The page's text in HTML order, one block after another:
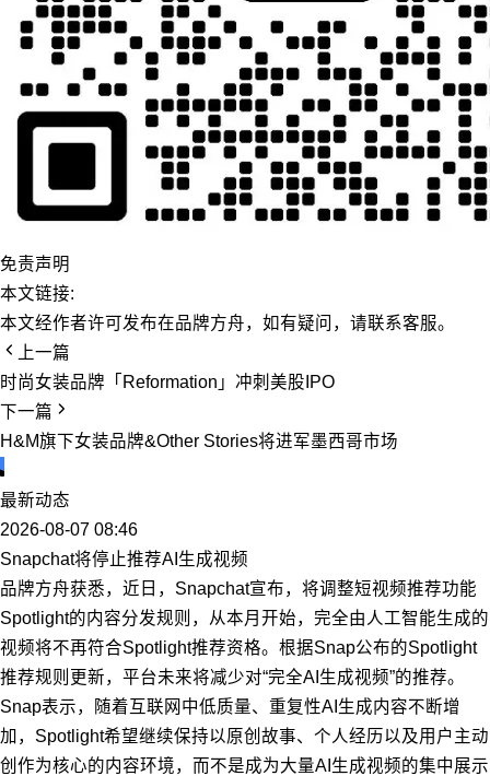
免责声明
本文链接:
本文经作者许可发布在品牌方舟，如有疑问，请联系客服。
上一篇
时尚女装品牌「Reformation」冲刺美股IPO
下一篇
H&M旗下女装品牌&Other Stories将进军墨西哥市场
最新动态
2026-08-07 08:46
Snapchat将停止推荐AI生成视频
品牌方舟获悉，近日，Snapchat宣布，将调整短视频推荐功能
Spotlight的内容分发规则，从本月开始，完全由人工智能生成的
视频将不再符合Spotlight推荐资格。根据Snap公布的Spotlight
推荐规则更新，平台未来将减少对“完全AI生成视频”的推荐。
Snap表示，随着互联网中低质量、重复性AI生成内容不断增
加，Spotlight希望继续保持以原创故事、个人经历以及用户主动
创作为核心的内容环境，而不是成为大量AI生成视频的集中展示